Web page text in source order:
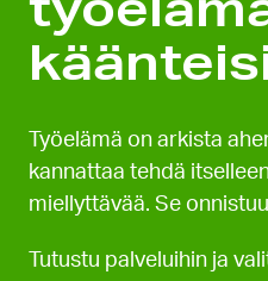
Työelämä on arkista
kannattaa tehdä
miellyttävää. Se
Tutustu palveluihin ja